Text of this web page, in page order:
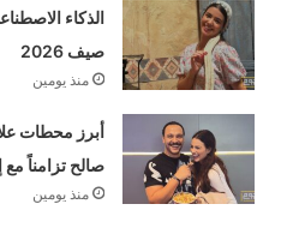
الذكاء
صيف 2026
منذ يومين
أبرز محطات
صالح تزامناً مع
منذ يومين